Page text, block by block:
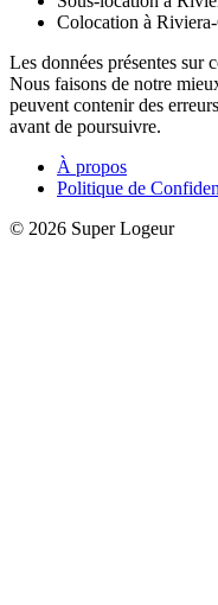
Colocation à
Les données présentes sur
Nous faisons de notre
peuvent contenir des
avant de poursuivre.
À propos
Politique de
© 2026 Super Logeur